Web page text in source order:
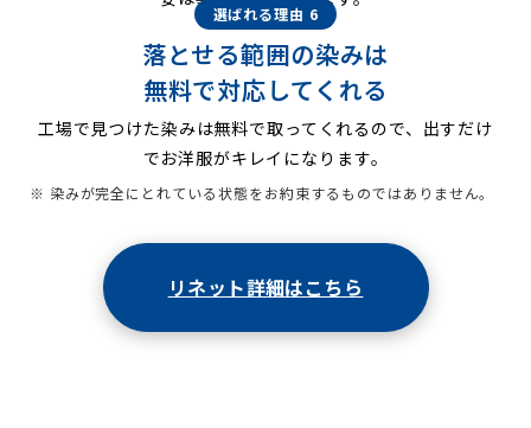
選ばれる理由 6
落とせる範囲の染みは
無料で対応してくれる
工場で見つけた染みは無料で取ってくれるので、出すだけ
でお洋服がキレイになります。
※ 染みが完全にとれている状態をお約束するものではありません。
リネット詳細はこちら